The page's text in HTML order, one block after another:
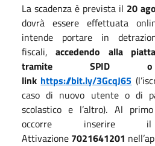
La scadenza è prevista il 20
dovrà essere effettuata
intende portare in
fiscali,accedendo alla
tramite
link https://bit.ly/3GcqJ65
caso di nuovo utente o di
scolastico e l’altro). Al
occorre
Attivazione 7021641201